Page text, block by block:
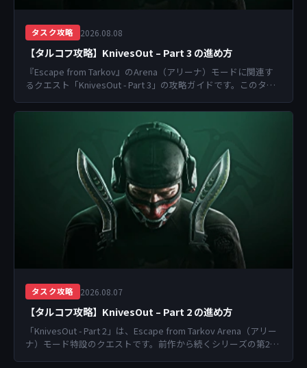
タスク攻略 2026.08.08
【タルコフ攻略】KnivesOut – Part 3 の進め方
『Escape from Tarkov』のArena（アリーナ）モードに関連す
るクエスト「KnivesOut - Part 3」の攻略ガイドです。このタス
タスク攻略 2026.08.07
【タルコフ攻略】KnivesOut – Part 2 の進め方
「KnivesOut - Part 2」は、Escape from Tarkov Arena（アリー
ナ）モード特設のクエストです。前作から続くシリーズの第2弾